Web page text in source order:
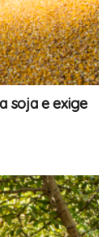
soja e exige